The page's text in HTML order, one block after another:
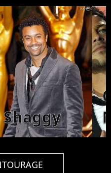
Shaggy